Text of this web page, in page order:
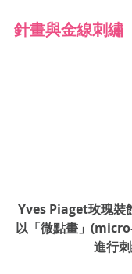
針畫與金線刺繡
Yves Piaget玫瑰裝
以「微點畫」
進行刺